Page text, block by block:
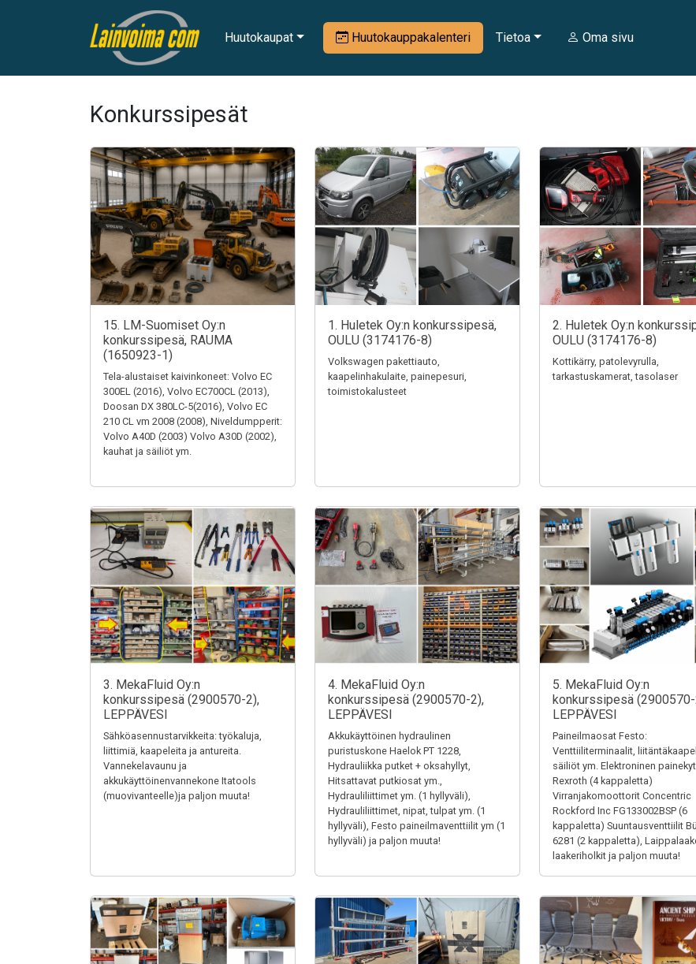
Huutokaupat Huutokauppakalenteri Tietoa Oma sivu
Konkurssipesät
15. LM-Suomiset Oy:n
konkurssipesä, RAUMA
(1650923-1)
Tela-alustaiset kaivinkoneet: Volvo EC
300EL (2016), Volvo EC700CL (2013),
Doosan DX 380LC-5(2016), Volvo EC
210 CL vm 2008 (2008), Niveldumpperit:
Volvo A40D (2003) Volvo A30D (2002),
kauhat ja säiliöt ym.
1. Huletek Oy:n konkurssipesä,
OULU (3174176-8)
Volkswagen pakettiauto,
kaapelinhakulaite, painepesuri,
toimistokalusteet
2. Huletek Oy:n
OULU (3174176-8)
Kottikärry, patolevyrulla,
tarkastuskamerat, tasolaser
3. MekaFluid Oy:n
konkurssipesä (2900570-2),
LEPPÄVESI
Sähköasennustarvikkeita: työkaluja,
liittimiä, kaapeleita ja antureita.
Vannekelavaunu ja
akkukäyttöinenvannekone Itatools
(muovivanteelle)ja paljon muuta!
4. MekaFluid Oy:n
konkurssipesä (2900570-2),
LEPPÄVESI
Akkukäyttöinen hydraulinen
puristuskone Haelok PT 1228,
Hydrauliikka putket + oksahyllyt,
Hitsattavat putkiosat ym.,
Hydrauliliittimet ym. (1 hyllyväli),
Hydrauliliittimet, nipat, tulpat ym. (1
hyllyväli), Festo paineilmaventtiilit ym (1
hyllyväli) ja paljon muuta!
5. MekaFluid Oy:n
konkurssipesä
LEPPÄVESI
Paineilmaosat Festo:
Venttiiliterminaalit,
säiliöt ym. Elektroninen
Rexroth (4 kappaletta)
Virranjakomoottorit Concentric
Rockford Inc FG133002BSP (6
kappaletta) Suuntausventtiilit
6281 (2 kappaletta),
laakeriholkit ja paljon muuta!